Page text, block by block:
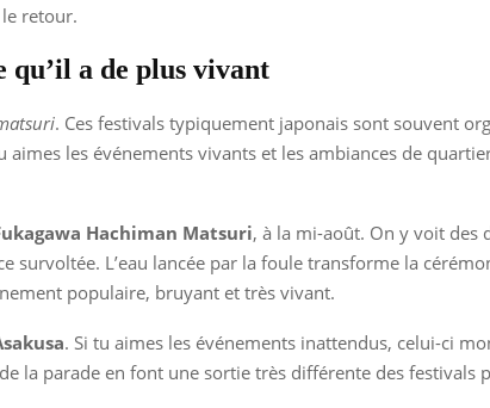
retour.
qu’il a de plus vivant
. Ces festivals typiquement japonais sont souvent
aimes les événements vivants et les ambiances de
Hachiman Matsuri, à la mi-août. On y voit des
L’eau lancée par la foule transforme la
populaire, bruyant et très vivant.
. Si tu aimes les événements inattendus, celui-ci
la parade en font une sortie très différente des festivals